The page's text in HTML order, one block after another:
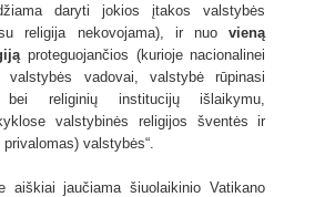
daryti jokios įtakos valstybės
religija nekovojama), ir nuovieną
proteguojančios (kurioje nacionalinei
valstybės vadovai, valstybė rūpinasi
religinių institucijų išlaikymu,
valstybinės religijos šventės ir
valstybės“.
aiškiai jaučiama šiuolaikinio Vatikano